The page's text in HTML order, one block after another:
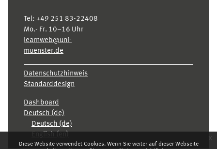
Diese Website verwendet Cookies. Wenn Sie weiter auf dieser Webseite
x
Tel: +49 251 83-22408
Mo.- Fr. 10–16 Uhr
learnweb@uni-
muenster.de
Datenschutzhinweis
Standarddesign
Dashboard
Deutsch ‎(de)‎
Deutsch ‎(de)‎